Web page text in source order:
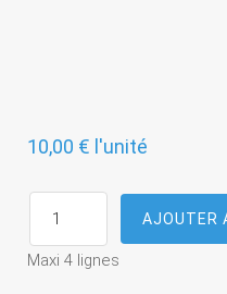
10,00 € l'unité
Maxi 4 lignes